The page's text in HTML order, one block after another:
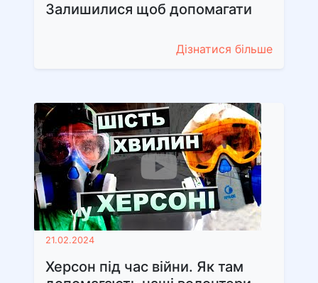
Залишилися щоб допомагати
Дізнатися більше
21.02.2024
Херсон під час війни. Як там